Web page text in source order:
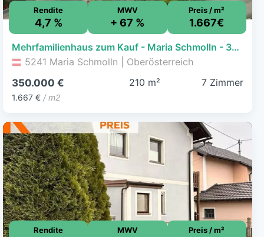
Rendite
4,7 %
MWV
+ 67 %
Preis / m²
1.667€
Mehrfamilienhaus zum Kauf - Maria Schmolln - 350.000 € - 7 Zimmer, 210 m², 1.025 m² Grundstück, frei ab sofort
5241 Maria Schmolln | Oberösterreich
350.000 €
1.667 € / m2
210 m² 7 Zimmer
Rendite MWV Preis / m²